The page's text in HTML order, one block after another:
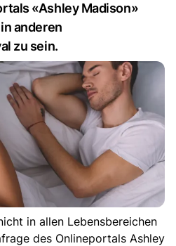
«Ashley Madison»
anderen
zu sein.
in allen Lebensbereichen
des Onlineportals Ashley